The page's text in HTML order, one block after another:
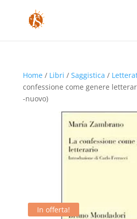
Home/ Libri / Saggistica /
confessione come genere
-nuovo)
In offerta!